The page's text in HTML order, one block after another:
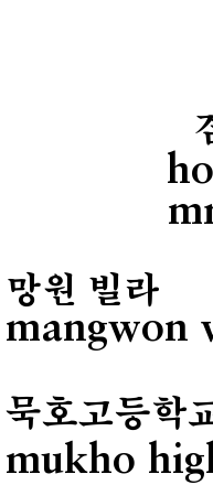
mangwon
망원 빌라
묵호고등학
mukho